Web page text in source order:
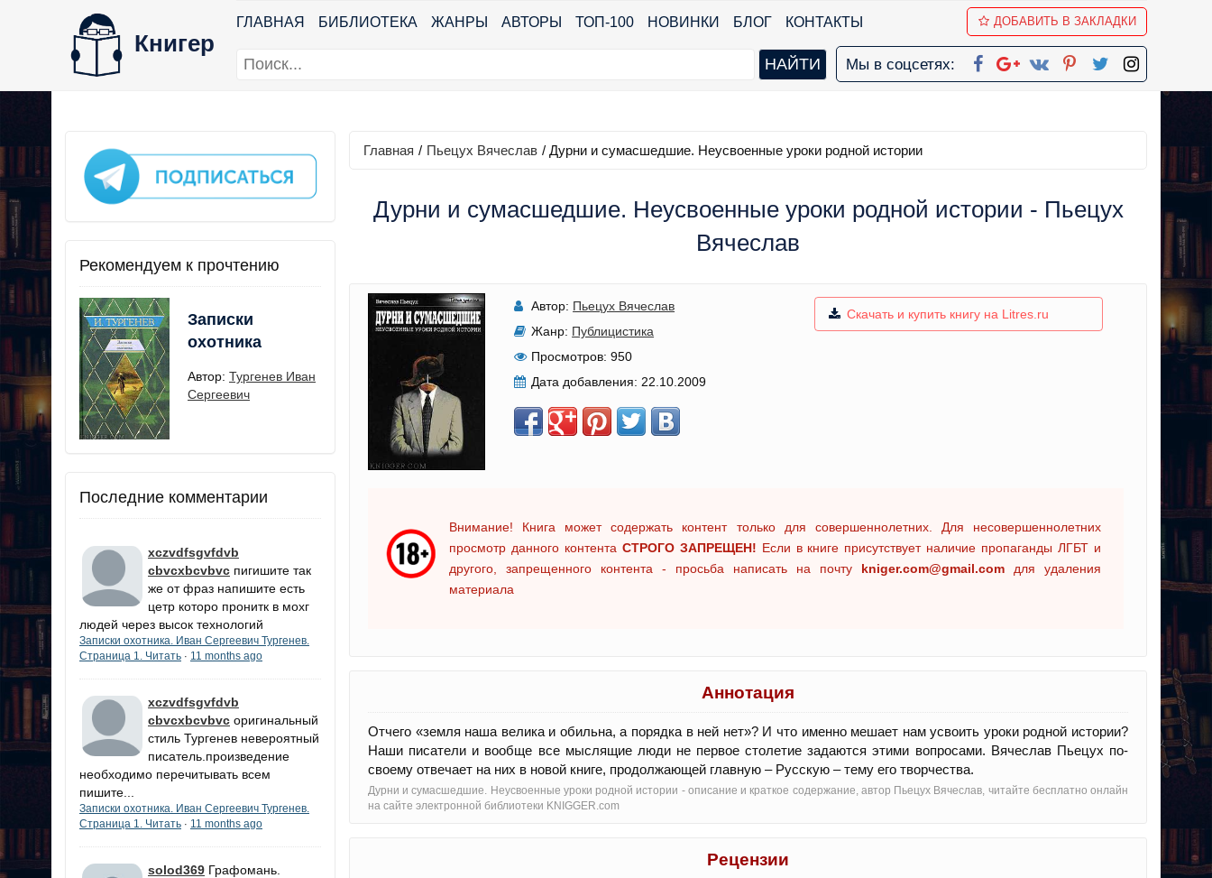
Книгер
ГЛАВНАЯ БИБЛИОТЕКА ЖАНРЫ АВТОРЫ ТОП-100 НОВИНКИ БЛОГ КОНТАКТЫ ДОБАВИТЬ В ЗАКЛАДКИ
Мы в соцсетях:
Рекомендуем к прочтению
Записки
охотника
Автор: Тургенев Иван
Сергеевич
Последние комментарии
xczvdfsgvfdvb
cbvcxbcvbvc пигишите так
же от фраз напишите есть
цетр которо пронитк в мохг
людей через высок технологий
Записки охотника. Иван Сергеевич Тургенев.
Страница 1. Читать · 11 months ago
xczvdfsgvfdvb
cbvcxbcvbvc оригинальный
стиль Тургенев невероятный
писатель.произведение
необходимо перечитывать всем
пишите...
Записки охотника. Иван Сергеевич Тургенев.
Страница 1. Читать · 11 months ago
solod369 Графомань.
Главная / Пьецух Вячеслав / Дурни и сумасшедшие. Неусвоенные уроки родной истории
Дурни и сумасшедшие. Неусвоенные уроки родной истории - Пьецух
Вячеслав
Автор: Пьецух Вячеслав
Жанр: Публицистика
Просмотров: 950
Дата добавления: 22.10.2009
Скачать и купить книгу на Litres.ru
Внимание! Книга может содержать контент только для совершеннолетних. Для несовершеннолетних
просмотр данного контента СТРОГО ЗАПРЕЩЕН! Если в книге присутствует наличие пропаганды ЛГБТ и
другого, запрещенного контента - просьба написать на почту kniger.com@gmail.com для удаления
материала
Аннотация
Отчего «земля наша велика и обильна, а порядка в ней нет»? И что именно мешает нам усвоить уроки родной истории?
Наши писатели и вообще все мыслящие люди не первое столетие задаются этими вопросами. Вячеслав Пьецух по-
своему отвечает на них в новой книге, продолжающей главную – Русскую – тему его творчества.
Дурни и сумасшедшие. Неусвоенные уроки родной истории - oписание и краткое содержание, автор Пьецух Вячеслав, читайте бесплатно онлайн
на сайте электронной библиотеки KNIGGER.com
Рецензии